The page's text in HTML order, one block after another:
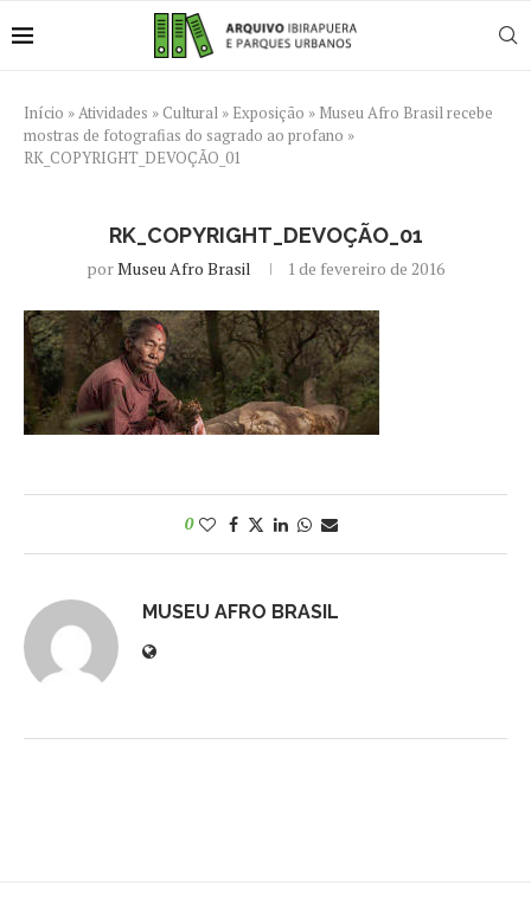
Início »Atividades » Cultural » Exposição » Museu Afro Brasil recebe
mostras de fotografias do sagrado ao profano »
RK_COPYRIGHT_DEVOÇÃO_01
RK_COPYRIGHT_DEVOÇÃO_01
porMuseu Afro Brasil 1 de fevereiro de 2016
0
MUSEU AFRO BRASIL